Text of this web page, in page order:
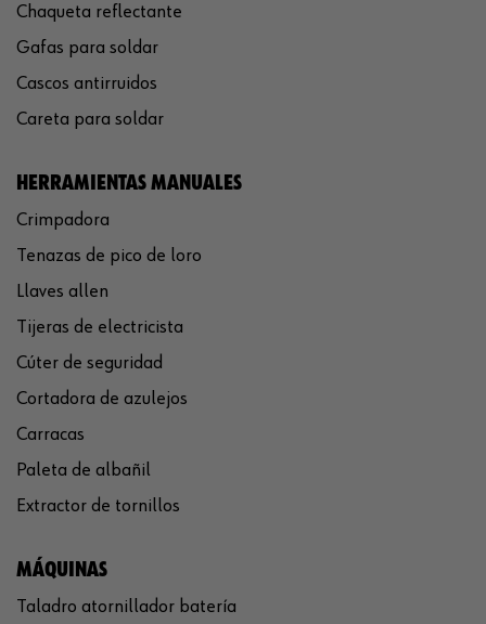
Chaqueta reflectante
Gafas para soldar
Cascos antirruidos
Careta para soldar
HERRAMIENTAS MANUALES
Crimpadora
Tenazas de pico de loro
Llaves allen
Tijeras de electricista
Cúter de seguridad
Cortadora de azulejos
Carracas
Paleta de albañil
Extractor de tornillos
MÁQUINAS
Taladro atornillador batería